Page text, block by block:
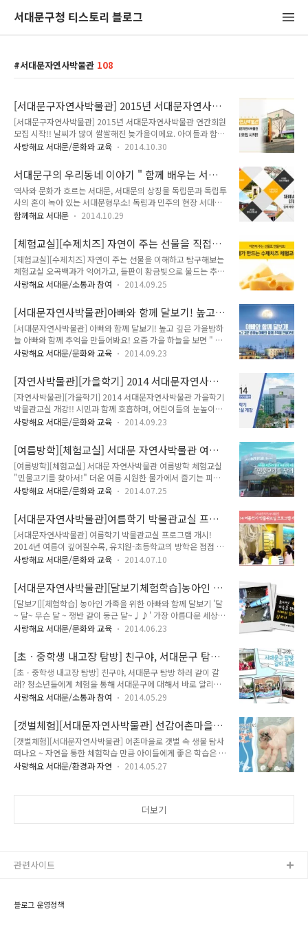
서대문구청 티스토리 블로그
서대문자연사박물관 108
[서대문구자연사박물관] 2015년 서대문자연사박
물관 연간회원 모집 시작!!
[서대문구자연사박물관] 2015년 서대문자연사박물관 연간회원
모집 시작!! 날씨가 많이 쌀쌀해진 늦가을이에요. 아이들과 함께
야외체험학습을 하기엔 조금 추운 날씨가 됬네요.^^ 그렇다고해
보는 것도 좋을 것 같아요~ 그래서 지기가 여러분께 알려드립니
다. 아이들에게 자연의 소중함과 신비함을 알려주는 서대문자연
사박물관이 2015년 연간 회원을 모집합니다! 서대문구 구민이
라면 누구나 알고 있는 서대문자연사박물관!! 설마 모르시는 분
은 없겠죠~~?! 서대문자연사박물관은 개인이 설립한 것이 아닌
교육의 공간, 주민들에게는 문화의 공간, 가족들에겐 휴식의 공
간을 제공합니다. 지구의 탄생부터 인간과 자..
사랑해요 서대문/문화와 교육 2014.10.30
서대문구의 우리동네 이야기 " 함께 배우는 서대
문 "
역사와 문화가 흐르는 서대문, 서대문의 상징물 독립문과 독립투
사의 혼이 녹아 있는 서대문형무소! 독립과 민주의 현장 서대문
형무소로 역사여행을 떠나보세요~나라사랑의 실천 어렵지 않아
의 사랑으로 지어진 구립이진아기념도서관으로 책의 향기를 느
끼러 떠나보아요. 와!! 공룡이다~~!! 서대문자연사박물관에 오면
아이들의 상상력이 쑥쑥 자란답니다. 독립문이 있는 곳 서대문구
무악재 고개를 신나게 내려오다 보면 도로가에 널찍하게 자리하
고 있는 독립문 공원이 나타납니다. 머리 위로 인왕산이 보이고
선문을 닮은 이국적인 모양새로 우뚝 서서 눈길을 끄는 것이 있
는 데 바로 독립문(사적 제32호)입니다...
함께해요 서대문 2014.10.29
[체험교실][수제치즈] 자연이 주는 선물을 직접
겪어보는 체험교실 <내가 만드는 수제치즈>
[체험교실][수제치즈] 자연이 주는 선물을 이해하고 탐구해보는
체험교실 오곡백과가 익어가고, 들판이 황금빛으로 물드는 추수
의 계절, 가을철 자연의 선물을 직접 경험할 수 있는 자연체험을
소식이에요~^^ 이름하여 '내가 만드는 수제치즈' 이번 체험교실
에서는 수제치즈만들기, 산양먹이주기, 레일썰매타기, 트랙터 마
차타기 등 다양한 야외 활동을 통해 자연이 주는 평안함과 특별
히 젖소가 주는 선물인 우유와 치즈에 대해 알아보고 경험할 수
있답니다~ 오전에는 실내 교육으로 우유와 치즈에 대한 이야기
먹는다~" 두번째는 치즈를 이용한 쌀 피자를 만들어 본다고 하
는데요. 치즈오븐 스파게티와 자기가..
사랑해요 서대문/소통과 참여 2014.09.25
[서대문자연사박물관]아빠와 함께 달보기! 높고
깊은 가을밤하늘 아빠와 함께 추억을 만들어봐요!
[서대문자연사박물관] 아빠와 함께 달보기! 높고 깊은 가을밤하
늘 아빠와 함께 추억을 만들어봐요! 요즘 가을 하늘을 보면 " 가
을하늘 공활한대 높고 구름 없이" 혹시~애국가 3절이 생각나시
쌓을 수 있는 시간을 마련했어요~ 서대문자연사박물관에서 '높
고 깊은 가을밤하늘 아빠와 함께 달보기'를 준비했답니다!!!^0^
빽빽한 빌딩숲과 매연으로 뒤덮인 도심에서는 이제 좀처럼 밤하
늘의 별을 보기가 어려워졌답니다.. 이런 상황에서, “서울에서
별보기 좋은 곳”으로 선정된 바 있는 안산생태공원에 위치한 서
을 운영한다고 하여 TONG지기가 소개해 드릴까 합니다. 이름하
여 “아빠와 함께 달보기(이하 ‘달..
사랑해요 서대문/문화와 교육 2014.09.23
[자연사박물관][가을학기] 2014 서대문자연사박
물관 가을학기 박물관교실 개강!!
[자연사박물관][가을학기] 2014 서대문자연사박물관 가을학기
박물관교실 개강!! 시민과 함께 호흡하며, 어린이들의 눈높이에
맞춘 어린이를 위한 서대문자연사박물관!!! 저는 아이들과 가볼
연과 생명에 대한 올바른 가치관을 가지도록 돕고, 자연 보존의
중요성을 널리 알리고 교육하기 위한 서대문자연사박물관에서
가을학기를 개강합~니다!!^^ 가을학기에서는 학생들에게 다양
한 자연사관련 이론수업 및 체험학습기회를 제공하고자 유치원
생과 초등학생을 대상으로 2014년 10월 18일 부터 11월 16일
자세한 소식 TONG지기가 전해드립니다~^^ 교육안내 ● 교육
대상 : 유치원생(7세) 및 초등학..
사랑해요 서대문/문화와 교육 2014.09.23
[여름방학][체험교실] 서대문 자연사박물관 여름
방학 체험교실 "민물고기를 찾아서!"
[여름방학][체험교실] 서대문 자연사박물관 여름방학 체험교실
"민물고기를 찾아서!" 더운 여름 시원한 물가에서 즐기는 피서
는 기본이죠! 그런데 우리 어린이들이 시원한 물가에서 생동감
우고 그야말로 일석이조가 되겠네요! 서대문자연사박물관(관장
이정모)에서 준비한 2014년도 여름학기 체험 교실은 바로, '민
물고기를 찾아서' 입니다! 짠물에 사는 바닷물고기(해수어)와는
반대로, 소금기가 없는 강, 하천, 호수에 사는 물고기가 "민물고
기" 입니다! 우리나라 민물고기의 종류는 총 212종인데요, 그
체험교실은 고유어종 및 다양한 민물고기의 생태를 파악하고, 직
접 민물고기를 채집까지 할 수 ..
사랑해요 서대문/문화와 교육 2014.07.25
[서대문자연사박물관]여름학기 박물관교실 프로
그램 개시!
[서대문자연사박물관] 여름학기 박물관교실 프로그램 개시!
2014년 여름이 깊어질수록, 유치원-초등학교의 방학은 점점 다
가오고 있습니다. 내 자녀에게 어떻게 해야 뜻 깊은 방학을 보낼
학부모님들의 고민을 덜어줄 절호의 찬스! "서대문자연사박물
관 2014 여름학기 박물관교실" 이 개관합니다! 서대문 자연사
박물관은 한국 최초로 공공기관이 직접 계획하고 설립한 뜻깊은
곳이예요. 1997년 공사를 시작하여 지난 2003년 7월 10일에
개관한 바 있는데요~ 어린이들에게 다양한 자연을 체험할 수 있
세워졌습니다! 특히 설립 첫 해부터 시작된 어린이 교육프로그
램은 어린이와 학부모로부터 좋은..
사랑해요 서대문/문화와 교육 2014.07.10
[서대문자연사박물관][달보기체험학습]농아인 가
족을 위한 아빠와 함께 달보기
[달보기][체험학습] 농아인 가족을 위한 아빠와 함께 달보기 '달
~ 달~ 무슨 달 ~ 쟁반 같이 둥근 달~♩♪' 가장 아름다운 세상을
볼 줄 아는 자녀를 둔 농아인가족이라면 서대문자연사박물관 농
기 프로그램은 연 4회 운영하는 특별 체험프로그램입니다.
2014년 두번째 '달보기' 행사는 일반 가족이 아닌 청각장애인이
포함된 가정을 위해 준비하여 농아인도 함께 즐기고 체험할 수
있는 프로그램들로 구성되었습니다. 특별히 다수의 수화통역 봉
사자의 도움으로 농아인도 쉽게 참여할 수 있죠~! ▦달보기행사
사박물관 시청각실, 주차장 ▦접수방법 일시 :2014년 7월1일
(화) 오전..
사랑해요 서대문/문화와 교육 2014.06.23
[초ㆍ중학생 내고장 탐방] 친구야, 서대문구 탐방
하러 같이 갈래?
[초ㆍ중학생 내고장 탐방] 친구야, 서대문구 탐방 하러 같이 갈
래? 청소년들에게 체험을 통해 서대문구에 대해서 바로 알리고
서대문구에 대한 자긍심과 애향심을 높이는 기회를 제공하는 '초
방 인솔자는 서대문 지역 문화 활동가들로 서대문구에 대학 전문
적 지식과 우수한 전달력을 갖추고 있는 분들로 구성됩니다. 아
이들의 눈높이에 맞는 탐방수업을 전개하여 교육의 질을 한층 더
높여줍니다.^^ 내고장 탐방~! 기대되시죠? TONG과 함께 알아
볼까요? ○ 기 간 : 2014년 6월 ~ 12월 ○ 대 상 : 관내 총 19개
사랑해요 서대문/소통과 참여 2014.05.29
[갯벌체험][서대문자연사박물관] 선감어촌마을로
떠나요~
[갯벌체험][서대문자연사박물관] 어촌마을로 갯벌 속 생물 탐사
떠나요 ~ 자연을 통한 체험학습 만큼 아이들에게 좋은 학습은 없
겠죠~ 아이들에게 보다 생동감있는 자연을 체험할 수 있도록 서
들어오면서 생기는 넓고 평평한 땅을 말합니다. 밀물과 썰물의
의 모습을 눈으로 직접 보고..
사랑해요 서대문/환경과 자연 2014.05.27
더보기
블로그 운영정책
관련사이트